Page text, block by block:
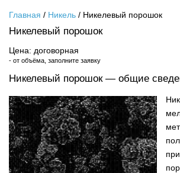
Главная / Никель / Никелевый порошок
Никелевый порошок
Цена: договорная
- от объёма, заполните заявку
Никелевый порошок — общие